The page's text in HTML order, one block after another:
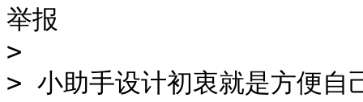
举报
>
> 小助手设计初衷就是方便自